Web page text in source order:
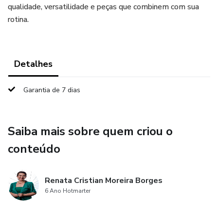
qualidade, versatilidade e peças que combinem com sua
rotina.
Detalhes
Garantia de 7 dias
Saiba mais sobre quem criou o
conteúdo
Renata Cristian Moreira Borges
6 Ano Hotmarter